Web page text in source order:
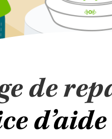
de